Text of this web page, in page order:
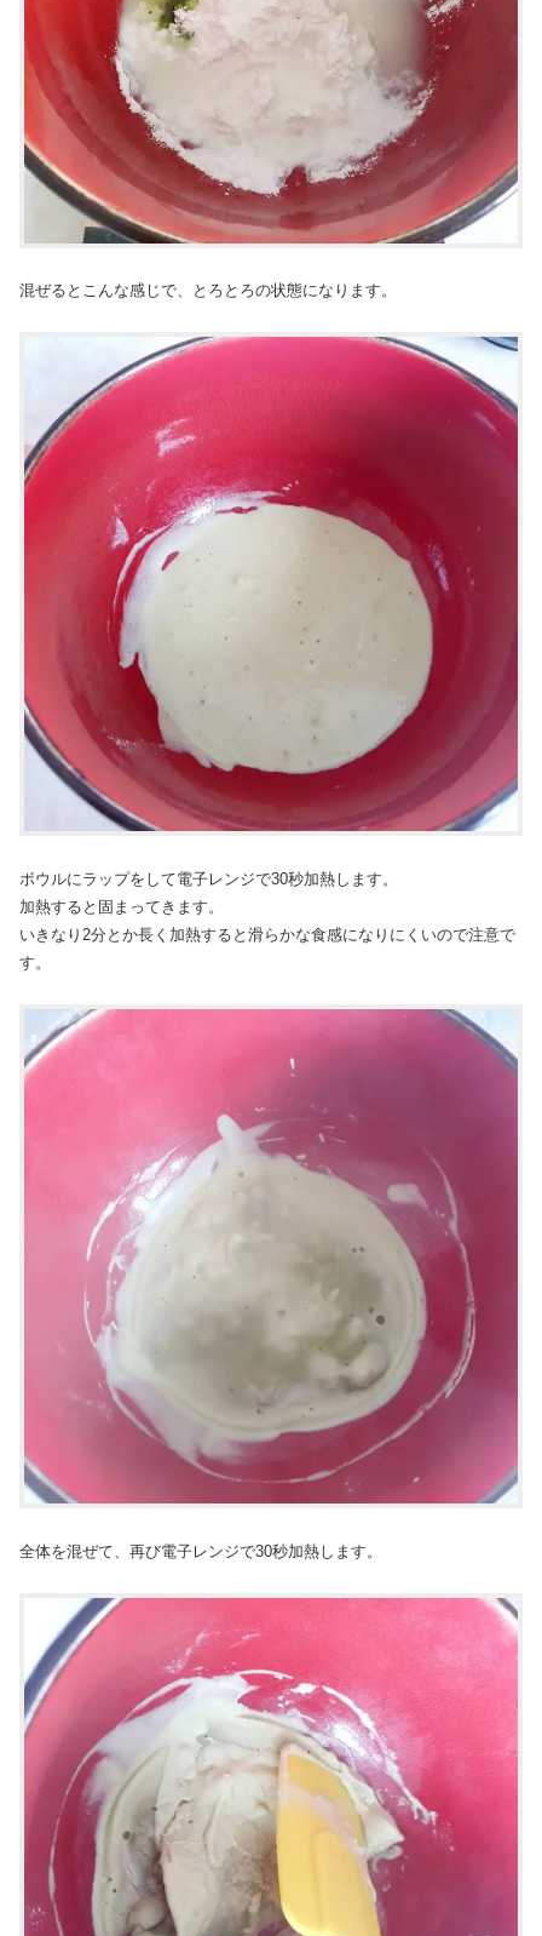
混ぜるとこんな感じで、とろとろの状態になります。
ボウルにラップをして電子レンジで30秒加熱します。
加熱すると固まってきます。
いきなり2分とか長く加熱すると滑らかな食感になりにくいので注意で
す。
全体を混ぜて、再び電子レンジで30秒加熱します。